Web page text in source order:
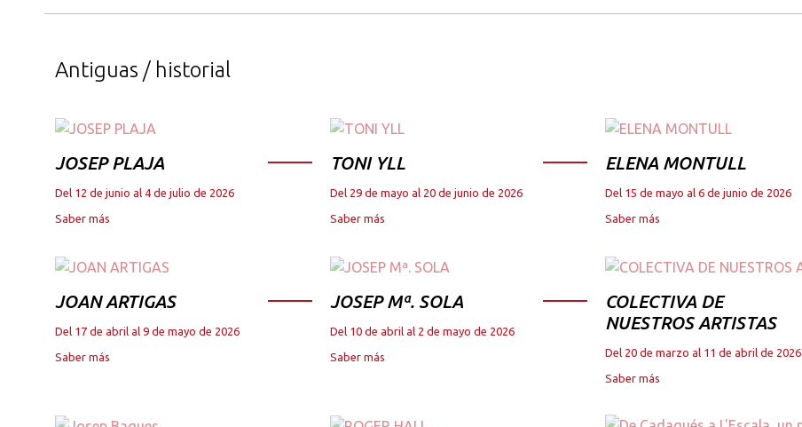
Antiguas / historial
JOSEP PLAJA
Del 12 de junio al 4 de julio de 2026
Saber más
TONI YLL
Del 29 de mayo al 20 de junio de 2026
Saber más
ELENA MONTULL
Del 15 de mayo al 6 de junio de 2026
Saber más
JOAN ARTIGAS
Del 17 de abril al 9 de mayo de 2026
Saber más
JOSEP Mª. SOLA
Del 10 de abril al 2 de mayo de 2026
Saber más
COLECTIVA DE
NUESTROS ARTISTAS
Del 20 de marzo al 11 de abril de 2026
Saber más